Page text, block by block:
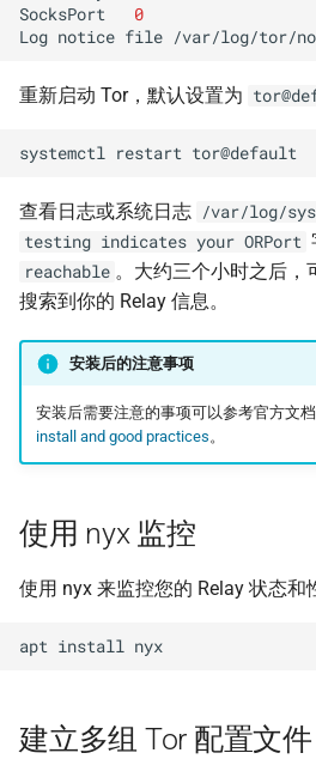
SocksPort
0
Log notice file /var/log/tor/
重新启动 Tor，默认设置为
systemctl restart
查看日志或系统日志 /var/log/
testing indicates your ORPort
reachable 。大约三个小时之后，
搜索到你的 Relay 信息。
安装后的注意事项
安装后需要注意的事项可以参考官方文档
install and good practices 。
使用 nyx 监控
使用 nyx 来监控您的 Relay 状态和
apt install
建立多组 Tor 配置文件